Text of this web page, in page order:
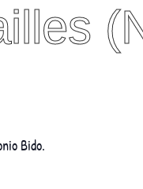
Bido.